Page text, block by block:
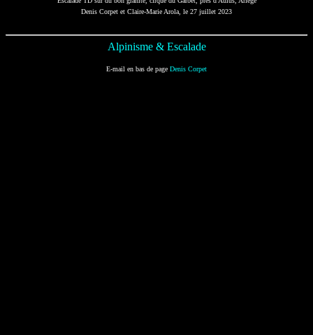
Denis Corpet et Claire-Marie Arola, le 27 juillet 2023
Alpinisme & Escalade
E-mail en bas de page Denis Corpet